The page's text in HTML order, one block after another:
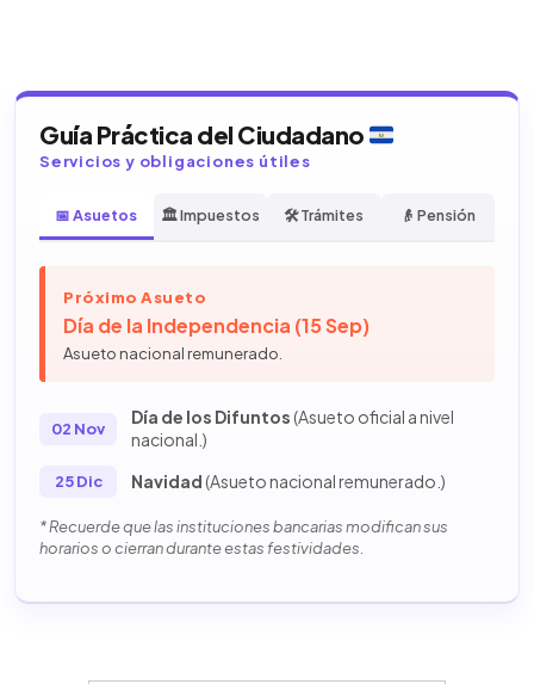
Guía Práctica del Ciudadano
Servicios y obligaciones útiles
📅 Asuetos 🏛️ Impuestos 🛠️ Trámites 👴 Pensión
Próximo Asueto
Día de la Independencia (15 Sep)
Asueto nacional remunerado.
02 Nov
Día de los Difuntos(Asueto oficial a nivel
nacional.)
25 Dic Navidad(Asueto nacional remunerado.)
* Recuerde que las instituciones bancarias modifican sus
horarios o cierran durante estas festividades.